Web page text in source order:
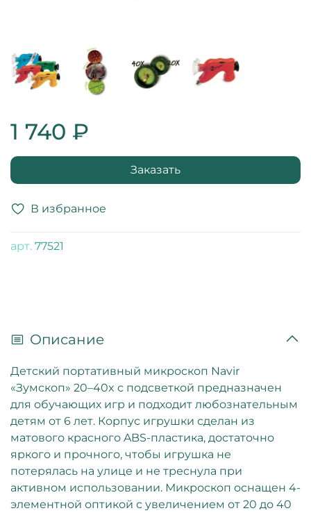
В избранное
арт. 77521
1 740 ₽
Заказать
Описание
Детский портативный микроскоп Navir
«Зумскоп» 20–40x с подсветкой предназначен
для обучающих игр и подходит любознательным
детям от 6 лет. Корпус игрушки сделан из
матового красного ABS-пластика, достаточно
яркого и прочного, чтобы игрушка не
потерялась на улице и не треснула при
активном использовании. Микроскоп оснащен 4-
элементной оптикой с увеличением от 20 до 40